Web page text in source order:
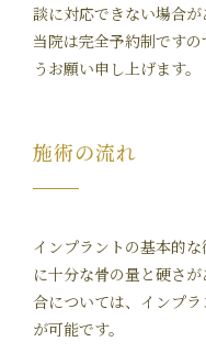
談に対応できない場合が
当院は完全予約制です
うお願い申し上げます。
施術の流れ
インプラントの基本的
に十分な骨の量と硬さ
合については、インプ
が可能です。